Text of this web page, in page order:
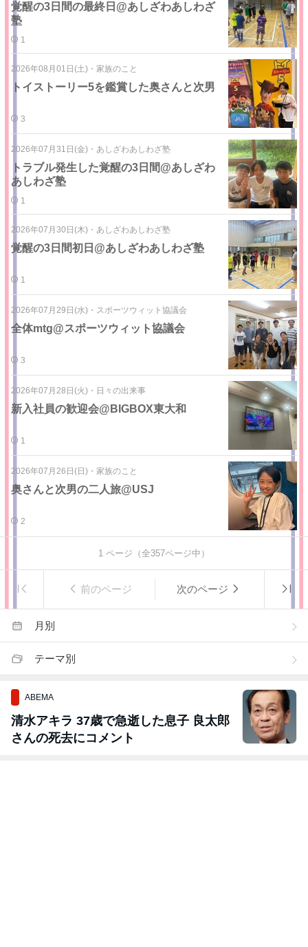
覚醒の3日間の最終日@あしざわあしわざ
塾
1
2026年08月01日(土) ・ 家族のこと
トイストーリー5を鑑賞した奥さんと次男
3
2026年07月31日(金) ・ あしざわあしわざ塾
トラブル発生した覚醒の3日間@あしざわ
あしわざ塾
1
2026年07月30日(木) ・ あしざわあしわざ塾
覚醒の3日間初日@あしざわあしわざ塾
1
2026年07月29日(水) ・ スポーツウィット協議会
全体mtg@スポーツウィット協議会
3
2026年07月28日(火) ・ 日々の出来事
新入社員の歓迎会@BIGBOX東大和
1
2026年07月26日(日) ・ 家族のこと
奥さんと次男の二人旅@USJ
2
1 ページ（全357ページ中）
前のページ 次のページ
月別
テーマ別
ABEMA
清水アキラ 37歳で急逝した息子 良太郎
さんの死去にコメント